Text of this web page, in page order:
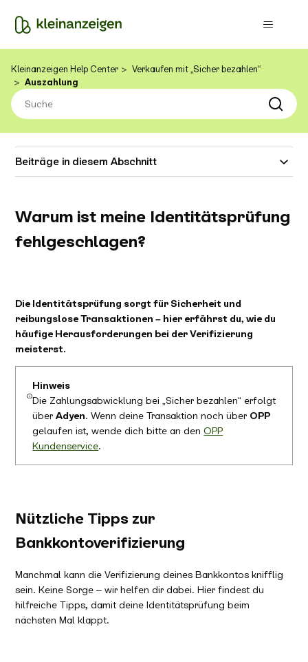
Kleinanzeigen Help Center
Verkaufen mit „Sicher bezahlen“
Auszahlung
Beiträge in diesem Abschnitt
Warum ist meine Identitätsprüfung
fehlgeschlagen?
Die Identitätsprüfung sorgt für Sicherheit und
reibungslose Transaktionen – hier erfährst du, wie du
häufige Herausforderungen bei der Verifizierung
meisterst.
Hinweis
Die Zahlungsabwicklung bei „Sicher bezahlen“ erfolgt
überAdyen. Wenn deine Transaktion noch über OPP
gelaufen ist, wende dich bitte an denOPP
Kundenservice.
Nützliche Tipps zur
Bankkontoverifizierung
Manchmal kann die Verifizierung deines Bankkontos knifflig
sein. Keine Sorge – wir helfen dir dabei. Hier findest du
hilfreiche Tipps, damit deine Identitätsprüfung beim
nächsten Mal klappt.